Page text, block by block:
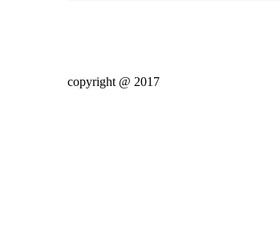
2017 @ copyright